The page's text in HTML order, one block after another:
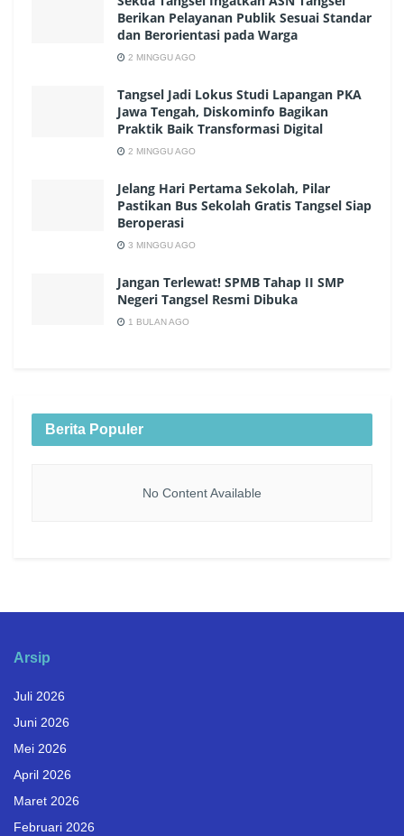
Berikan Pelayanan Publik Sesuai Standar
dan Berorientasi pada Warga
2 MINGGU AGO
Tangsel Jadi Lokus Studi Lapangan PKA
Jawa Tengah, Diskominfo Bagikan
Praktik Baik Transformasi Digital
2 MINGGU AGO
Jelang Hari Pertama Sekolah, Pilar
Pastikan Bus Sekolah Gratis Tangsel Siap
Beroperasi
3 MINGGU AGO
Jangan Terlewat! SPMB Tahap II SMP
Negeri Tangsel Resmi Dibuka
1 BULAN AGO
Berita Populer
No Content Available
Arsip
Juli 2026
Juni 2026
Mei 2026
April 2026
Maret 2026
Februari 2026